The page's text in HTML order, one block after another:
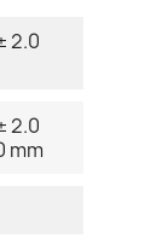
2.0
2.0
mm